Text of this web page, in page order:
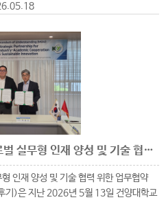
건양대·호아빈 건설그룹, 글로벌 실무형 인재 양성 및 기술 협력 위한 업무협약 체결
인재 양성 및 기술 협력 위한 업무협약
기)은 지난 2026년 5월 13일 건양대학교